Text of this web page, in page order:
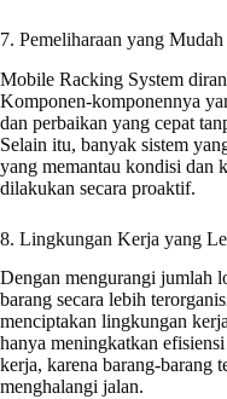
7. Pemeliharaan yang Mudah
Mobile Racking System
Komponen-komponennya
dan perbaikan yang cepat
Selain itu, banyak sistem
yang memantau kondisi dan
dilakukan secara proaktif.
8. Lingkungan Kerja yang
Dengan mengurangi jumlah
barang secara lebih
menciptakan lingkungan
hanya meningkatkan
kerja, karena barang-barang
menghalangi jalan.